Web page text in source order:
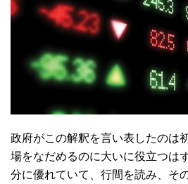
政府がこの解釈を言い表したのは
場をなだめるのに大いに役立つは
分に優れていて、行間を読み、そ